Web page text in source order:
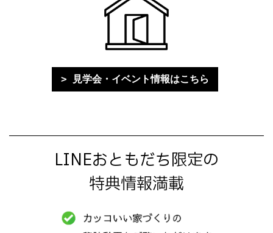
見学会・イベント情報はこちら
LINEおともだち限定の
特典情報満載